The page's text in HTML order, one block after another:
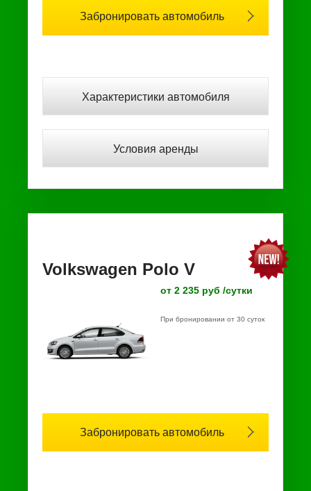
Забронировать автомобиль
Характеристики автомобиля
Условия аренды
Volkswagen Polo V
от 2 235 руб /сутки
При бронировании от 30 суток
Забронировать автомобиль